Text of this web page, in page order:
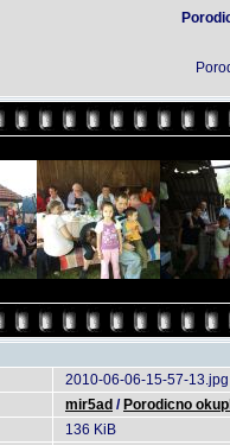
2010-06-06-15-57-13.jpg
mir5ad / Porodicno
136 KiB